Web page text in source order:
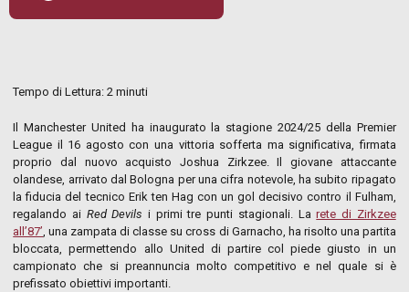
Tempo di Lettura:2 minuti
Il Manchester United ha inaugurato la stagione 2024/25 della Premier
League il 16 agosto con una vittoria sofferta ma significativa, firmata
proprio dal nuovo acquisto Joshua Zirkzee. Il giovane attaccante
olandese, arrivato dal Bologna per una cifra notevole, ha subito ripagato
la fiducia del tecnico Erik ten Hag con un gol decisivo contro il Fulham,
regalando ai Red Devils i primi tre punti stagionali. Larete di Zirkzee
all’87’ , una zampata di classe su cross di Garnacho, ha risolto una partita
bloccata, permettendo allo United di partire col piede giusto in un
campionato che si preannuncia molto competitivo e nel quale si è
prefissato obiettivi importanti.